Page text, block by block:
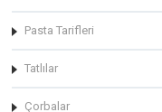
Pasta Tarifleri
Tatlılar
Çorbalar